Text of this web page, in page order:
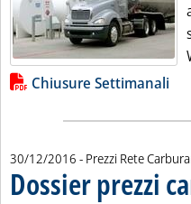
Lista allegati PDF
Chiusure Settimanali
30/12/2016 - Prezzi Rete
Dossier prezzi